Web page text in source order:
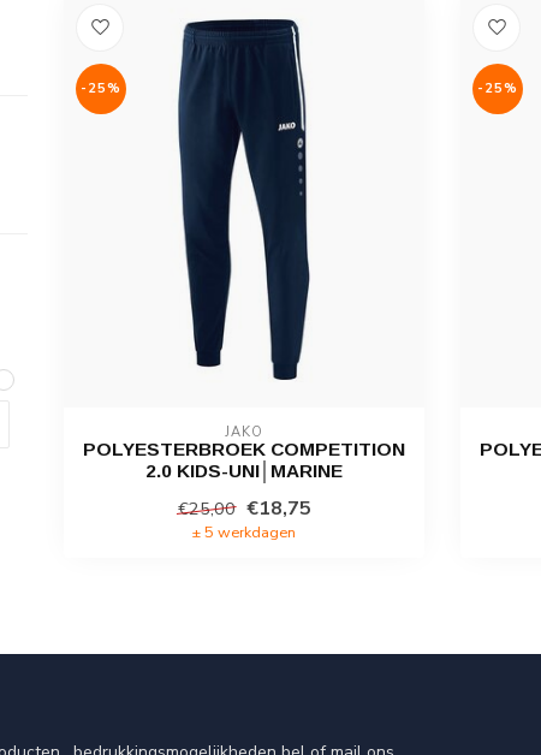
-25%
JAKO
POLYESTERBROEK COMPETITION
2.0 KIDS-UNI│MARINE
€25,00 €18,75
± 5 werkdagen
-25%